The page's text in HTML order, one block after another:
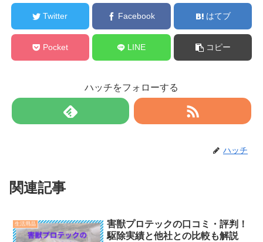
Twitter Facebook はてブ
Pocket LINE コピー
ハッチをフォローする
ハッチ
関連記事
生活用品
害獣プロテックの口コミ・評判！
駆除実績と他社との比較も解説